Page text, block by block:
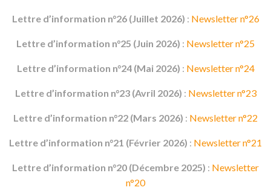
Lettre d’information n°26 (Juillet 2026) : Newsletter n°26
Lettre d’information n°25 (Juin 2026) : Newsletter n°25
Lettre d’information n°24 (Mai 2026) : Newsletter n°24
Lettre d’information n°23 (Avril 2026) : Newsletter n°23
Lettre d’information n°22 (Mars 2026) : Newsletter n°22
Lettre d’information n°21 (Février 2026) : Newsletter n°21
Lettre d’information n°20 (Décembre 2025) : Newsletter
n°20